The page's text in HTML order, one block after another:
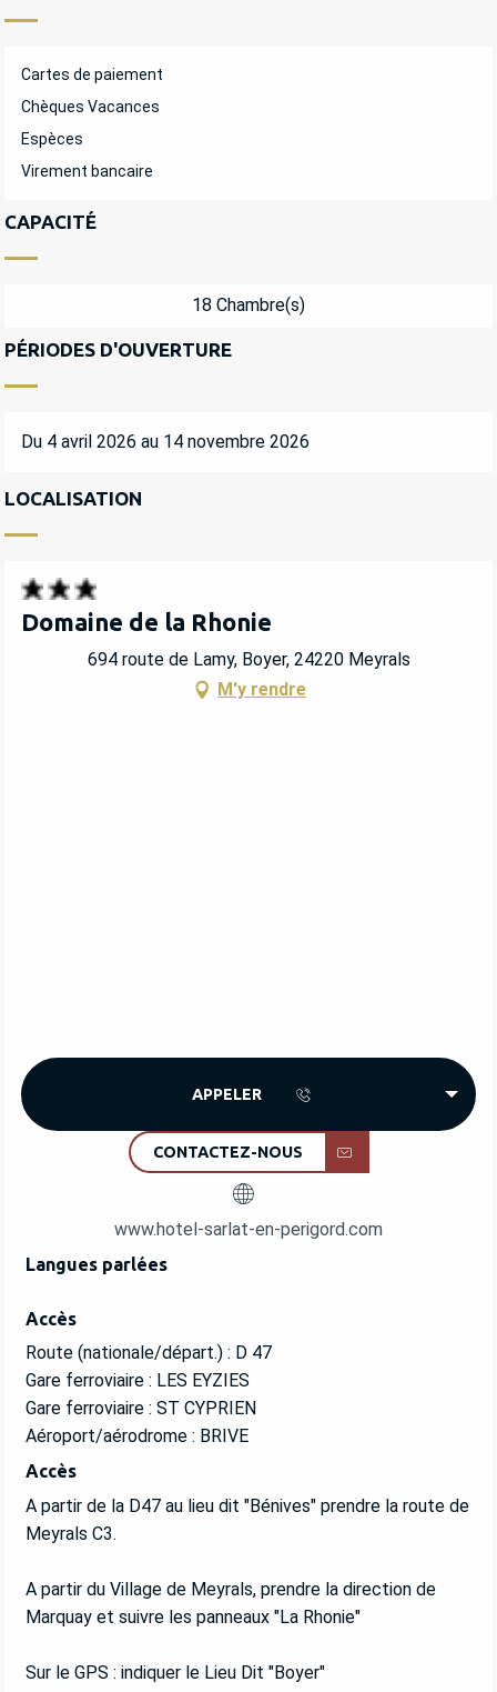
Cartes de paiement
Chèques Vacances
Espèces
Virement bancaire
CAPACITÉ
18 Chambre(s)
PÉRIODES D'OUVERTURE
Du 4 avril 2026 au 14 novembre 2026
LOCALISATION
Domaine de la Rhonie
694 route de Lamy, Boyer, 24220 Meyrals
M'y rendre
APPELER
CONTACTEZ-NOUS
www.hotel-sarlat-en-perigord.com
Langues parlées
Langues parlées
Accès
Accès
Route (nationale/départ.) : D 47
Gare ferroviaire : LES EYZIES
Gare ferroviaire : ST CYPRIEN
Aéroport/aérodrome : BRIVE
Accès
Accès
A partir de la D47 au lieu dit "Bénives" prendre la route de
Meyrals C3.
A partir du Village de Meyrals, prendre la direction de
Marquay et suivre les panneaux "La Rhonie"
Sur le GPS : indiquer le Lieu Dit "Boyer"